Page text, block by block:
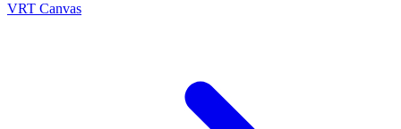
VRT Canvas